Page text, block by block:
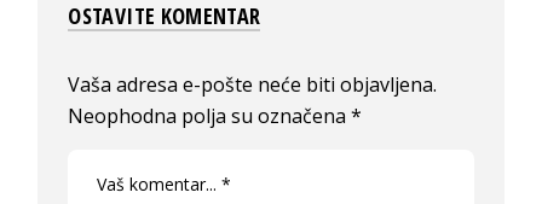
OSTAVITE KOMENTAR
Vaša adresa e-pošte neće biti objavljena.
Neophodna polja su označena*